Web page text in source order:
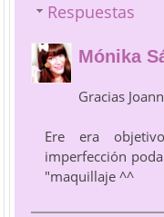
Respuestas
Mónika
Gracias
Ere era
imperfección
"maquillaje ^^